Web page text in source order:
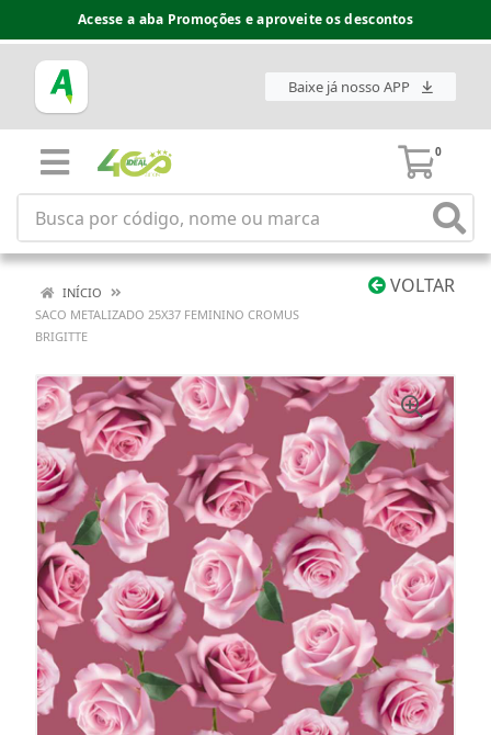
Acesse a aba Promoções e aproveite os descontos
Baixe já nosso APP
0
VOLTAR
INÍCIO
SACO METALIZADO 25X37 FEMININO CROMUS
BRIGITTE